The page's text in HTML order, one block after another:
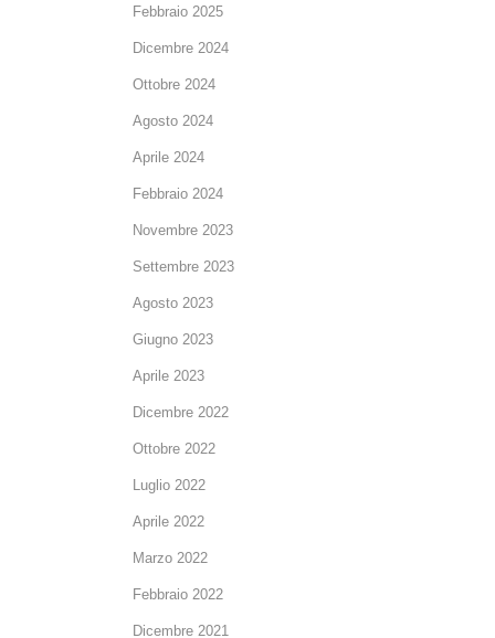
Febbraio 2025
Dicembre 2024
Ottobre 2024
Agosto 2024
Aprile 2024
Febbraio 2024
Novembre 2023
Settembre 2023
Agosto 2023
Giugno 2023
Aprile 2023
Dicembre 2022
Ottobre 2022
Luglio 2022
Aprile 2022
Marzo 2022
Febbraio 2022
Dicembre 2021